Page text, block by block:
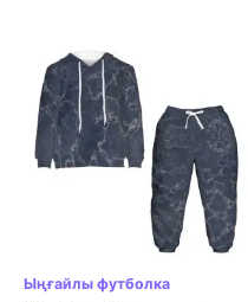
Ыңғайлы футболка